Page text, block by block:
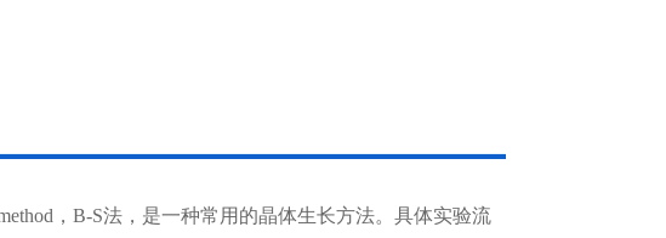
，B-S法，是一种常用的晶体生长方法。具体实验流